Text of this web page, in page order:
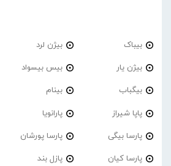
بیباک بیژن لرد
بیژن یار بیس بیسواد
بیگباب بینام
پاپا شیراز پارانویا
پارسا بیگی پارسا پورشان
پارسا کیان پازل بند